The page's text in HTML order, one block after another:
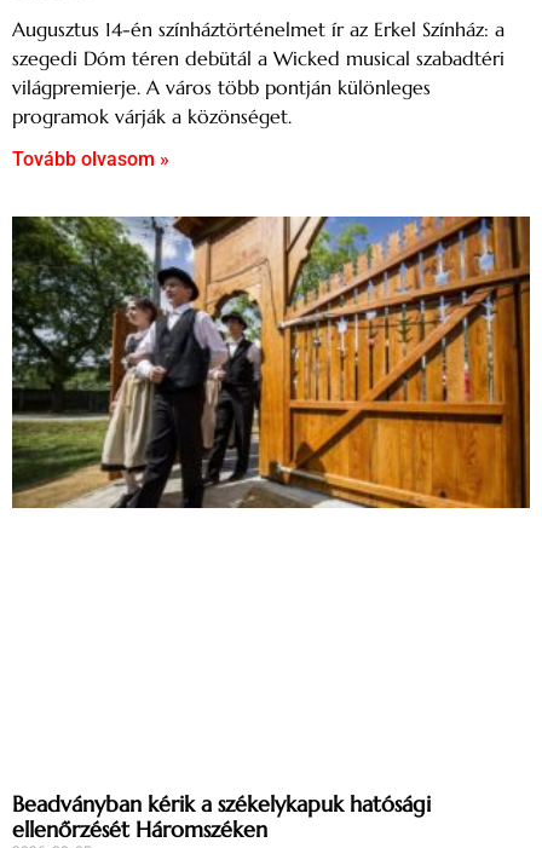
Augusztus 14-én színháztörténelmet ír az Erkel Színház: a
szegedi Dóm téren debütál a Wicked musical szabadtéri
világpremierje. A város több pontján különleges
programok várják a közönséget.
Tovább olvasom »
Beadványban kérik a székelykapuk hatósági
ellenőrzését Háromszéken